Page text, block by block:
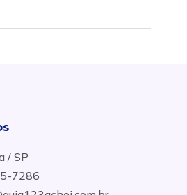
no Bairro Nova Piracicaba em
/ SP
7286